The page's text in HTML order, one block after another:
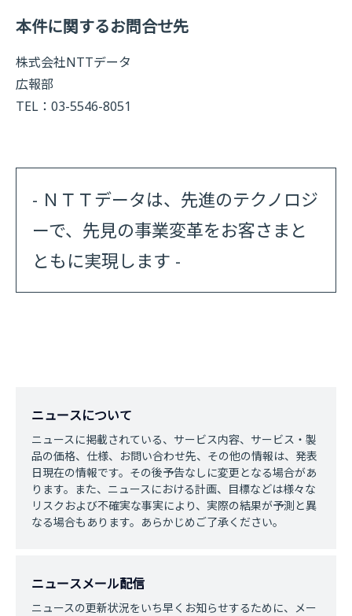
本件に関するお問合せ先
株式会社NTTデータ
広報部
TEL：03-5546-8051
- ＮＴＴデータは、先進のテクノロジ
ーで、先見の事業変革をお客さまと
ともに実現します -
ニュースについて
ニュースに掲載されている、サービス内容、サービス・製
品の価格、仕様、お問い合わせ先、その他の情報は、発表
日現在の情報です。その後予告なしに変更となる場合があ
ります。また、ニュースにおける計画、目標などは様々な
リスクおよび不確実な事実により、実際の結果が予測と異
なる場合もあります。あらかじめご了承ください。
ニュースメール配信
ニュースの更新状況をいち早くお知らせするために、メー